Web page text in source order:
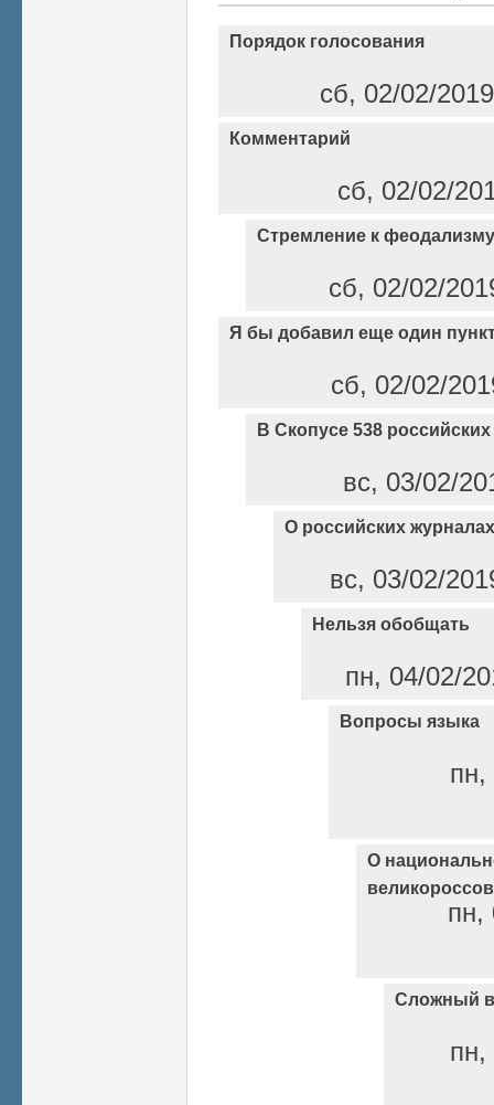
Порядок голосования
сб, 02/02/
Комментарий
сб, 02/02/
Стремление к феодализму
сб, 02/02/
Я бы добавил еще один
сб, 02/02/
В Скопусе 538
вс, 03/02/
О российских журналах
вс, 03/02/
Нельзя обобщать
пн, 04/02/
Вопросы языка
пн,
О
великороссов
пн,
Сложный
пн,